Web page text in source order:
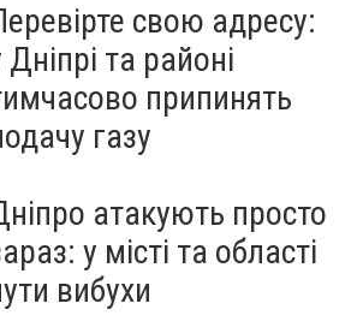
свою адресу:
Дніпрі та районі
припинять
газу
атакують просто
у місті та області
вибухи